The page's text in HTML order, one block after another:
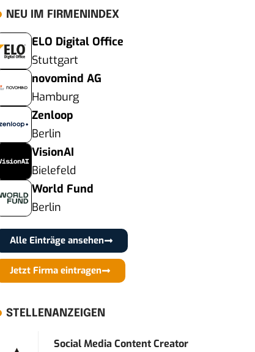
NEU IM FIRMENINDEX
ELO Digital Office
Stuttgart
novomind AG
Hamburg
Zenloop
Berlin
VisionAI
Bielefeld
World Fund
Berlin
Alle Einträge ansehen
Jetzt Firma eintragen
STELLENANZEIGEN
Social Media Content Creator